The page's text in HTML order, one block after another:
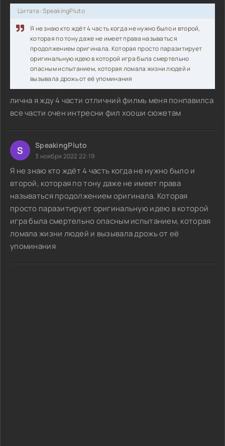
Цитата: SpeakingPluto
Я не знаю кто ждёт 4 часть когда не нужно было и второй,
которая по тону даже не имеет права называться
продолжением оригинала. Которая просто паразитирует
оригинальную идею в которой игра была смертельно
опасным испытанием, которая ломала жизни людей и
вызывала дрожь от её упоминания
лична я жду 4 части отличний филмь меня понпавилса
все части очен интресни фил хооши сюжетам
S SpeakingPluto
3 ноября 2022 22:19
Я не знаю кто ждёт 4 часть когда не нужно было и
второй, которая по тону даже не имеет права
называться продолжением оригинала. Которая
просто паразитирует оригинальную идею в которой
игра была смертельно опасным испытанием, которая
ломала жизни людей и вызывала дрожь от её
упоминания